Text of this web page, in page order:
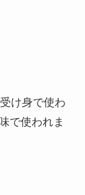
け身で使わ
で使われま